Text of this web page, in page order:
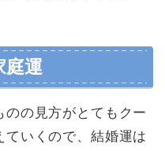
庭運
の見方がとてもクー
ていくので、結婚運は